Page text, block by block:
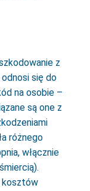
z
odnosi się do
na osobie –
są one z
różnego
włącznie
kosztów